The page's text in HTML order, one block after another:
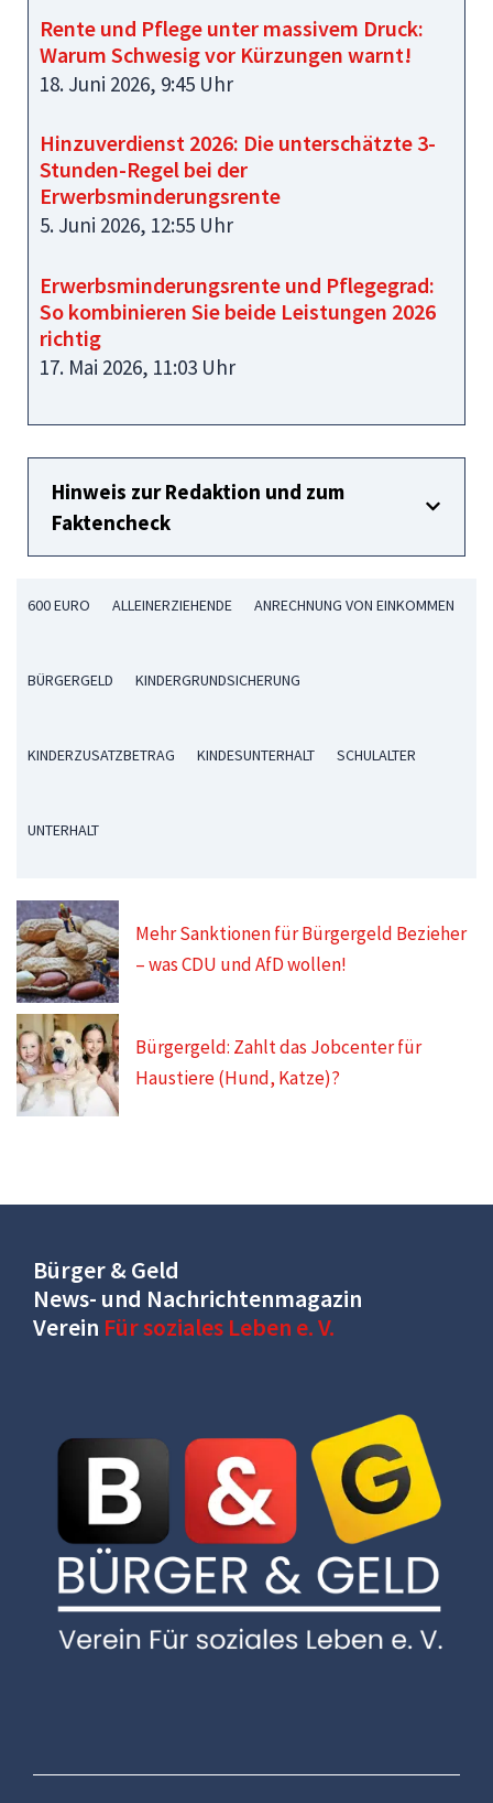
Rente und Pflege unter massivem Druck:
Warum Schwesig vor Kürzungen warnt!
18. Juni 2026, 9:45 Uhr
Hinzuverdienst 2026: Die unterschätzte 3-
Stunden-Regel bei der
Erwerbsminderungsrente
5. Juni 2026, 12:55 Uhr
Erwerbsminderungsrente und Pflegegrad:
So kombinieren Sie beide Leistungen 2026
richtig
17. Mai 2026, 11:03 Uhr
Hinweis zur Redaktion und zum
Faktencheck
600 EURO ALLEINERZIEHENDE ANRECHNUNG VON EINKOMMEN
BÜRGERGELD KINDERGRUNDSICHERUNG
KINDERZUSATZBETRAG KINDESUNTERHALT SCHULALTER
UNTERHALT
Mehr Sanktionen für Bürgergeld Bezieher
– was CDU und AfD wollen!
Bürgergeld: Zahlt das Jobcenter für
Haustiere (Hund, Katze)?
Bürger & Geld
News- und Nachrichtenmagazin
Verein Für soziales Leben e. V.